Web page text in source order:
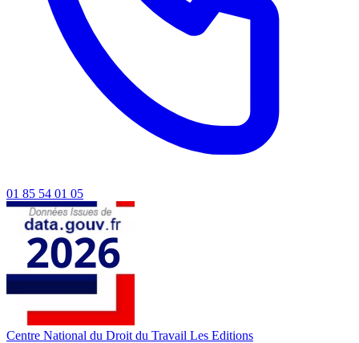
01 85 54 01 05
Centre National du Droit du Travail Les Editions